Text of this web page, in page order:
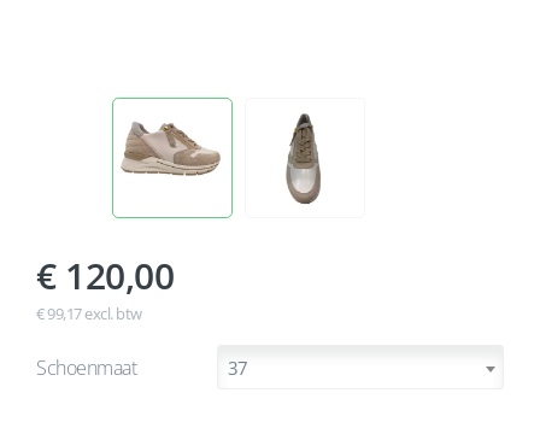
120,00
€ 99,17 excl. btw
Schoenmaat 37